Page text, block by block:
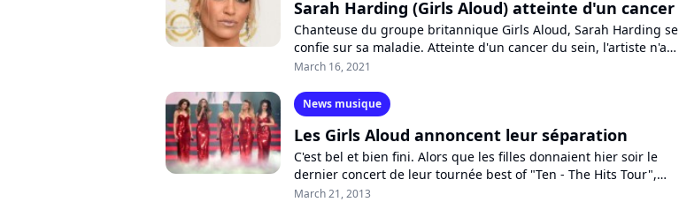
Sarah Harding (Girls Aloud) atteinte d'un cancer
Chanteuse du groupe britannique Girls Aloud, Sarah Harding se
confie sur sa maladie. Atteinte d'un cancer du sein, l'artiste n'a
plus que quelques mois...
March 16, 2021
News musique
Les Girls Aloud annoncent leur séparation
C'est bel et bien fini. Alors que les filles donnaient hier soir le
dernier concert de leur tournée best of "Ten - The Hits Tour",
elles annoncent ce...
March 21, 2013